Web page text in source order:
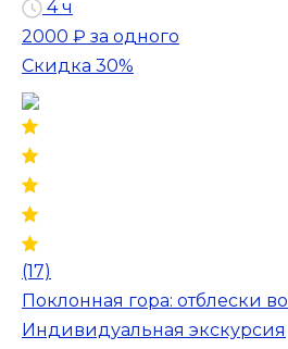
4 ч
2000 ₽ за одного
Скидка 30%
(17)
Поклонная гора: отблески
Индивидуальная экскурсия